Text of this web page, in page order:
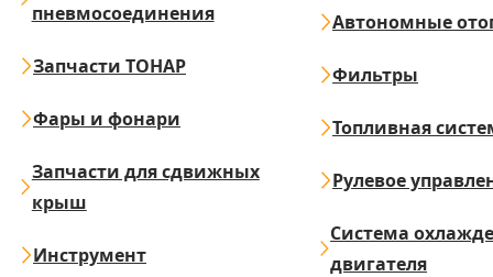
пневмосоединения
Запчасти ТОНАР
Фары и фонари
Запчасти для сдвижных
крыш
Инструмент
Автономные
Фильтры
Топливная
Рулевое
Система
двигателя